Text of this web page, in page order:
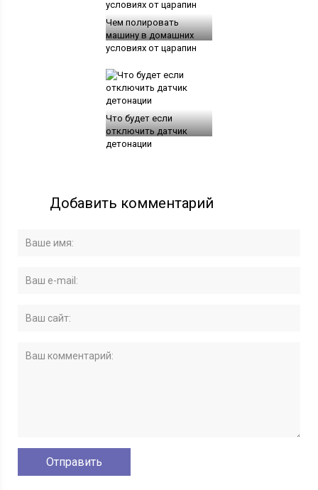
Чем полировать
машину в домашних
условиях от царапин
Что будет если
отключить датчик
детонации
Добавить комментарий